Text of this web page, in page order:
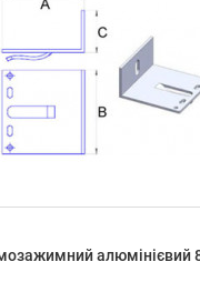
алюмінієвий